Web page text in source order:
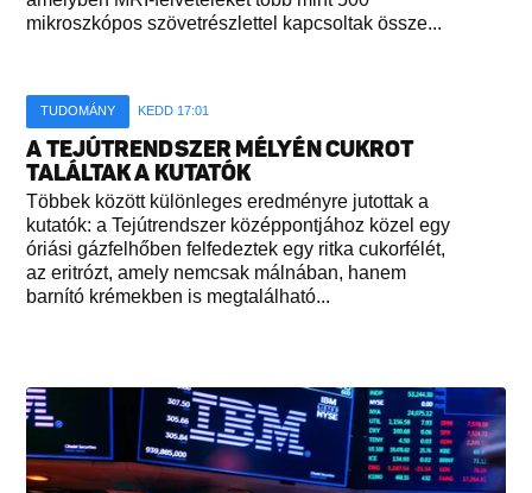
mikroszkópos szövetrészlettel kapcsoltak össze...
TUDOMÁNY KEDD 17:01
A TEJÚTRENDSZER MÉLYÉN CUKROT
TALÁLTAK A KUTATÓK
Többek között különleges eredményre jutottak a
kutatók: a Tejútrendszer középpontjához közel egy
óriási gázfelhőben felfedeztek egy ritka cukorfélét,
az eritrózt, amely nemcsak málnában, hanem
barnító krémekben is megtalálható...